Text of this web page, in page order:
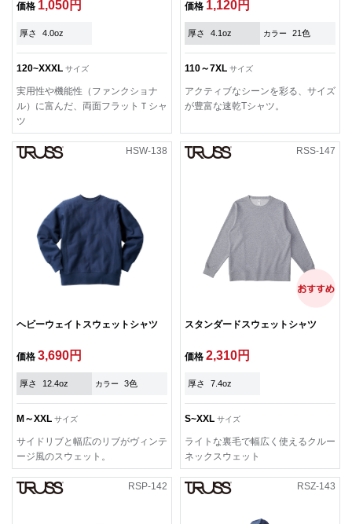
価格 1,050円
厚さ 4.0oz
120~XXXL サイズ
実用性や機能性（ファンクショナ
ル）に富んだ、両面フラットＴシャ
ツ
価格 1,120円
厚さ 4.1oz カラー 21色
110～7XL サイズ
アクティブなシーンを彩る、サイズ
が豊富な速乾Tシャツ。
HSW-138
ヘビーウェイトスウェットシャツ
価格 3,690円
厚さ 12.4oz カラー 3色
M～XXL サイズ
サイドリブと幅広のリブがヴィンテ
ージ風のスウェット。
RSS-147
スタンダードスウェットシャツ
価格 2,310円
厚さ 7.4oz
S~XXL サイズ
ライトな裏毛で幅広く使えるクルー
ネックスウェット
RSP-142 RSZ-143